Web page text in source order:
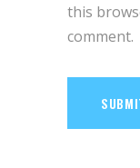
this
comment.